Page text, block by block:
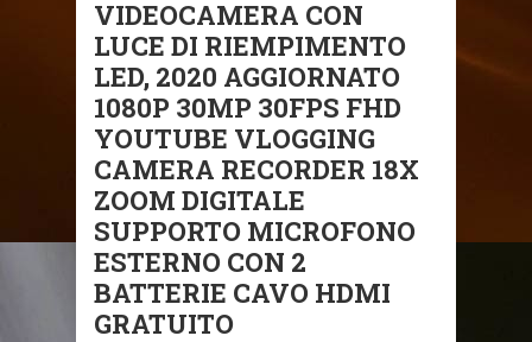
VIDEOCAMERA CON
LUCE DI RIEMPIMENTO
LED, 2020 AGGIORNATO
1080P 30MP 30FPS FHD
YOUTUBE VLOGGING
CAMERA RECORDER 18X
ZOOM DIGITALE
SUPPORTO MICROFONO
ESTERNO CON 2
BATTERIE CAVO HDMI
GRATUITO